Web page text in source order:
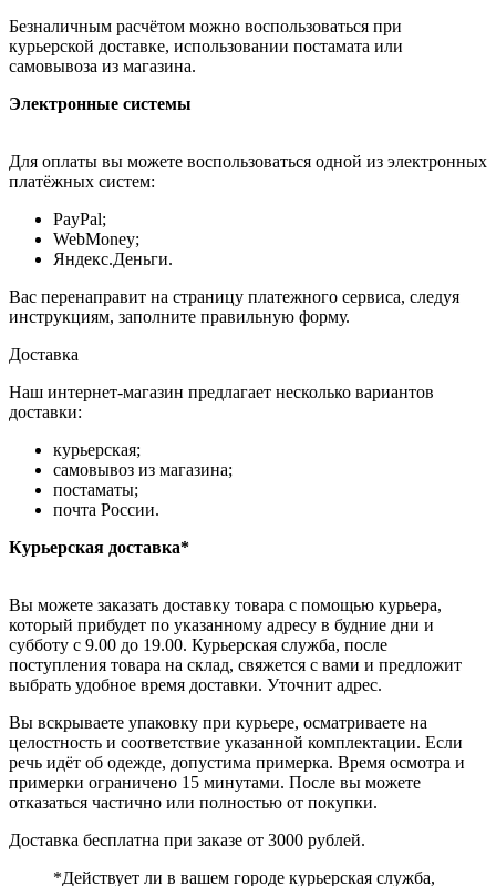
Безналичным расчётом можно воспользоваться при
курьерской доставке, использовании постамата или
самовывоза из магазина.
Электронные системы
Для оплаты вы можете воспользоваться одной из электронных
платёжных систем:
PayPal;
WebMoney;
Яндекс.Деньги.
Вас перенаправит на страницу платежного сервиса, следуя
инструкциям, заполните правильную форму.
Доставка
Наш интернет-магазин предлагает несколько вариантов
доставки:
курьерская;
самовывоз из магазина;
постаматы;
почта России.
Курьерская доставка*
Вы можете заказать доставку товара с помощью курьера,
который прибудет по указанному адресу в будние дни и
субботу с 9.00 до 19.00. Курьерская служба, после
поступления товара на склад, свяжется с вами и предложит
выбрать удобное время доставки. Уточнит адрес.
Вы вскрываете упаковку при курьере, осматриваете на
целостность и соответствие указанной комплектации. Если
речь идёт об одежде, допустима примерка. Время осмотра и
примерки ограничено 15 минутами. После вы можете
отказаться частично или полностью от покупки.
Доставка бесплатна при заказе от 3000 рублей.
*Действует ли в вашем городе курьерская служба,